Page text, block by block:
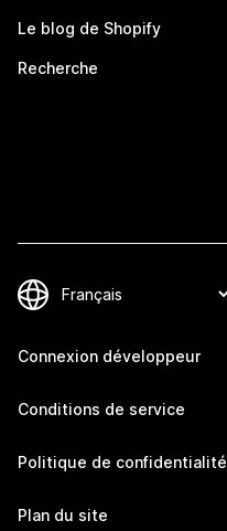
Le blog de Shopify
Recherche
Connexion développeur
Conditions de service
Politique de confidentialité
Plan du site